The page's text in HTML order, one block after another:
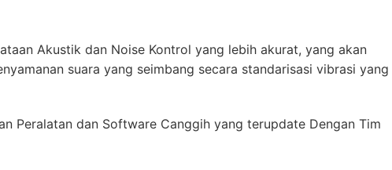
Akustik dan Noise Kontrol yang lebih akurat, yang akan
suara yang seimbang secara standarisasi vibrasi yang
Peralatan dan Software Canggih yang terupdate Dengan Tim